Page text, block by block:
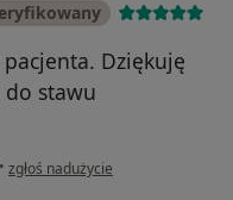
Dziękuję
do stawu
• w opinii użytkownika Janusz
zgłoś nadużycie